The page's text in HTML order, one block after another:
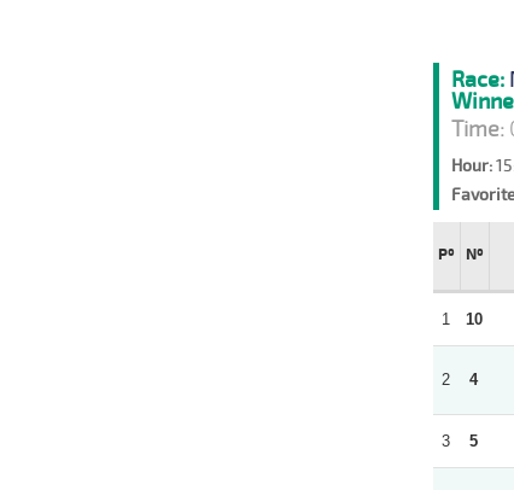
Race:
Time:
Hour:
Pº Nº
1 10
2 4
3 5